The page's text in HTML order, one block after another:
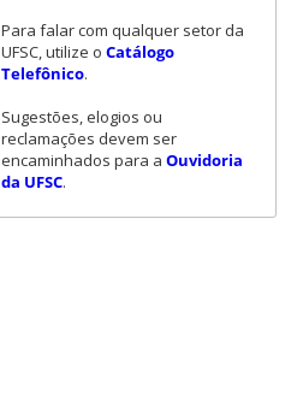
Para falar com qualquer setor da
UFSC, utilize o Catálogo
Telefônico.
Sugestões, elogios ou
reclamações devem ser
encaminhados para a Ouvidoria
da UFSC.